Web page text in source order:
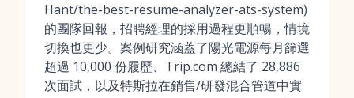
Hant/the-best-resume-analyzer-ats-system)
的團隊回報，招聘經理的採用過程更順暢，情境
切換也更少。案例研究涵蓋了陽光電源每月篩選
超過 10,000 份履歷、Trip.com 總結了 28,886
次面試，以及特斯拉在銷售/研發混合管道中實